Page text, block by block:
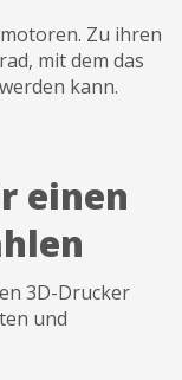
Zu ihren
mit dem das
kann.
einen
3D-Drucker
und